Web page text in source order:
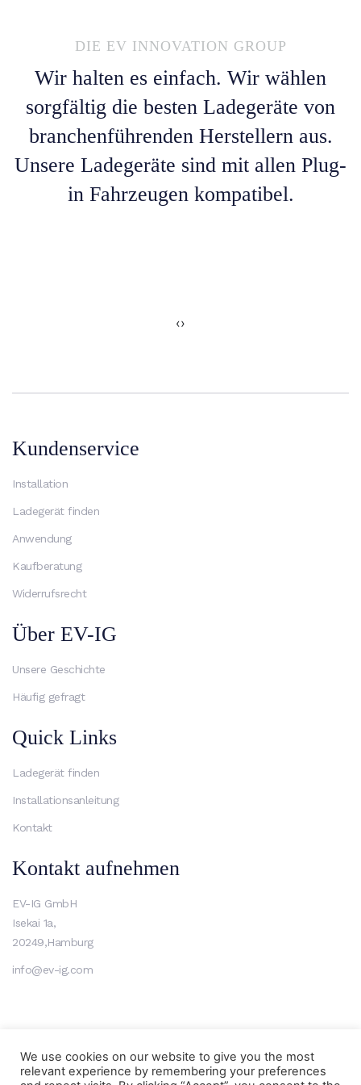
DIE EV INNOVATION GROUP
Wir halten es einfach. Wir wählen
sorgfältig die besten Ladegeräte von
branchenführenden Herstellern aus.
Unsere Ladegeräte sind mit allen Plug-
in Fahrzeugen kompatibel.
‹›
Kundenservice
Installation
Ladegerät finden
Anwendung
Kaufberatung
Widerrufsrecht
Über EV-IG
Unsere Geschichte
Häufig gefragt
Quick Links
Ladegerät finden
Installationsanleitung
Kontakt
Kontakt aufnehmen
EV-IG GmbH
Isekai 1a,
20249,Hamburg
info@ev-ig.com
AGB Datenschutzerklärung
Impressum
Copyright 2026 The Electric Vehicle Innovation Group.
We use cookies on our website to give you the most
relevant experience by remembering your preferences